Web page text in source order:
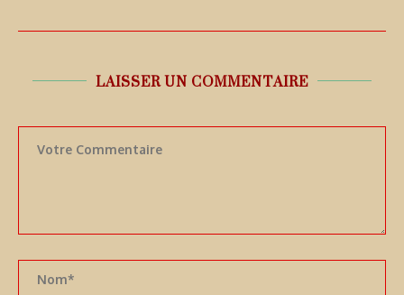
LAISSER UN COMMENTAIRE